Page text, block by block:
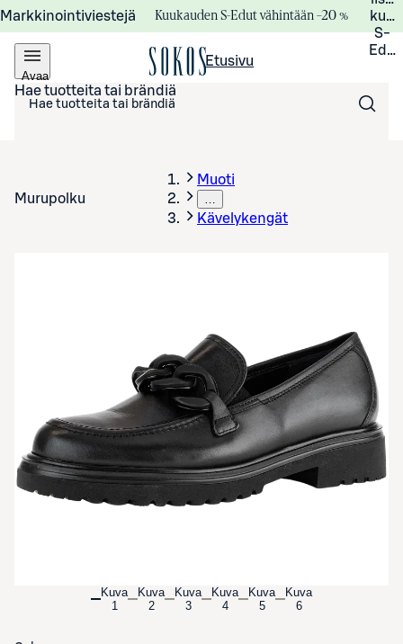
Markkinointiviestejä Kuukauden S-Edut vähintään –20 %
S-
Avaa
valikko
Etusivu
Hae tuotteita tai brändiä
Murupolku
Muoti
…
Kävelykengät
Avaa tuotekuva suurennettuna
Kuva
1
Kuva
2
Kuva
3
Kuva
4
Kuva
5
Kuva
6